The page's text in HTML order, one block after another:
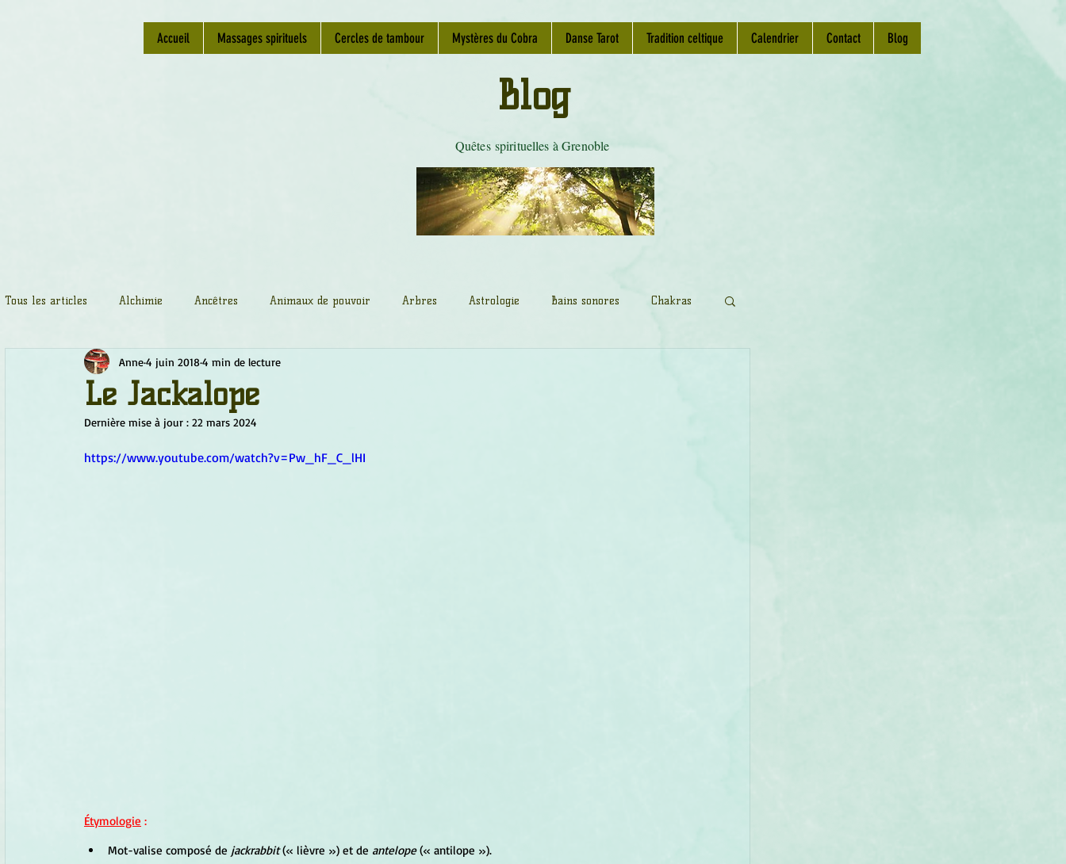
Accueil Massages spirituels Cercles de tambour Mystères du Cobra Danse Tarot Tradition celtique Calendrier Contact Blog
Quêtes spirituelles à Grenoble
Blog
Tous les articles Alchimie Ancêtres Animaux de pouvoir Arbres Astrologie Bains sonores Chakras
Chamanisme Champignons Conscience
Fleurs de Bach Géométrie sacrée
Le Jackalope
Anne4 juin 20184 min de lecture
Dernière mise à jour : 22 mars 2024
https://www.youtube.com/watch?v=Pw_hF_C_lHI
Étymologie :
Mot-valise composé de jackrabbit (« lièvre ») et de antelope (« antilope »).